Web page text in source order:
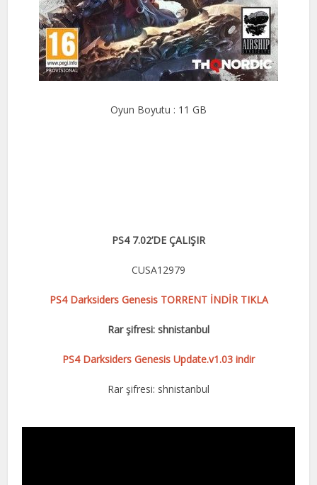
Oyun Boyutu : 11 GB
PS4 7.02’DE ÇALIŞIR
CUSA12979
PS4 Darksiders Genesis TORRENT İNDİR TIKLA
Rar şifresi: shnistanbul
PS4 Darksiders Genesis Update.v1.03 indir
Rar şifresi: shnistanbul